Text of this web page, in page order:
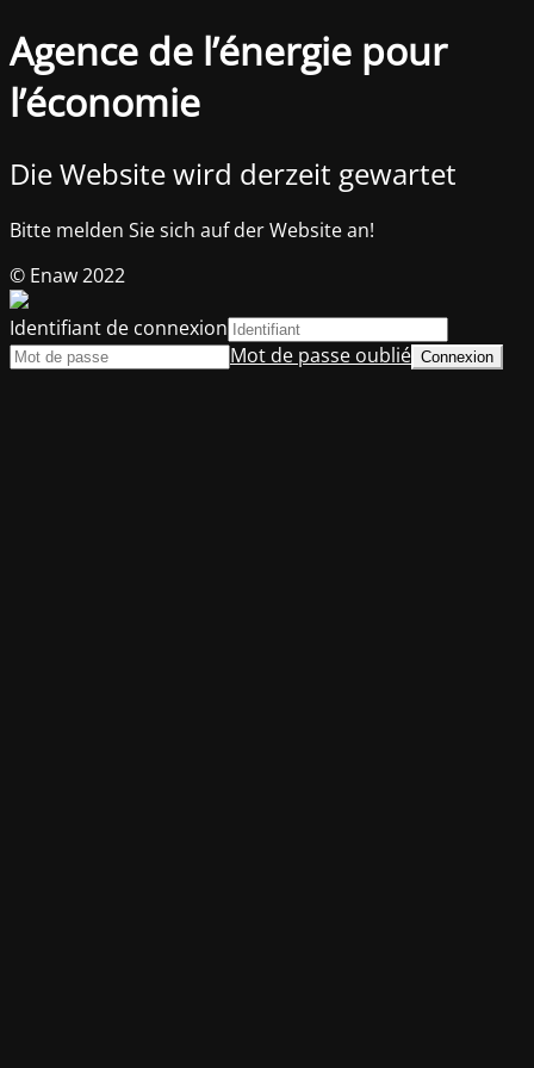
Agence de l’énergie pour
l’économie
Die Website wird derzeit gewartet
Bitte melden Sie sich auf der Website an!
© Enaw 2022
Identifiant de connexion
Mot de passe oublié